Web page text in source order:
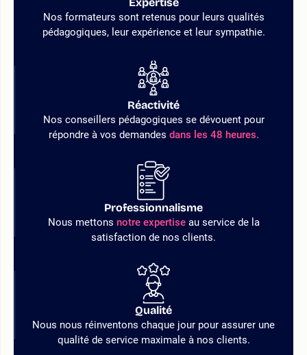
Nos formateurs sont retenus pour leurs qualités
pédagogiques, leur expérience et leur sympathie.
Réactivité
Nos conseillers pédagogiques se dévouent pour
répondre à vos demandes dans les 48 heures.
Professionnalisme
Nous mettons notre expertiseau service de la
satisfaction de nos clients.
Qualité
Nous nous réinventons chaque jour pour assurer une
qualité de service maximale à nos clients.